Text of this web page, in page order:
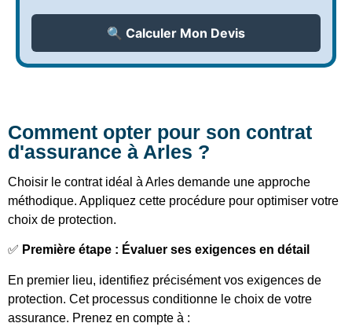
🔍 Calculer Mon Devis
Comment opter pour son contrat
d'assurance à Arles ?
Choisir le contrat idéal à Arles demande une approche
méthodique. Appliquez cette procédure pour optimiser votre
choix de protection.
✅ Première étape : Évaluer ses exigences en détail
En premier lieu, identifiez précisément vos exigences de
protection. Cet processus conditionne le choix de votre
assurance. Prenez en compte à :